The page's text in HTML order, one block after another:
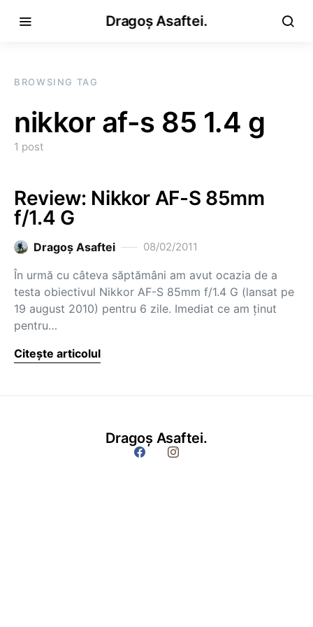
Dragoș Asaftei.
BROWSING TAG
nikkor af-s 85 1.4 g
1 post
Review: Nikkor AF-S 85mm
f/1.4 G
Dragoş Asaftei 08/02/2011
În urmă cu câteva săptămâni am avut ocazia de a
testa obiectivul Nikkor AF-S 85mm f/1.4 G (lansat pe
19 august 2010) pentru 6 zile. Imediat ce am ţinut
pentru…
Citește articolul
Dragoș Asaftei.